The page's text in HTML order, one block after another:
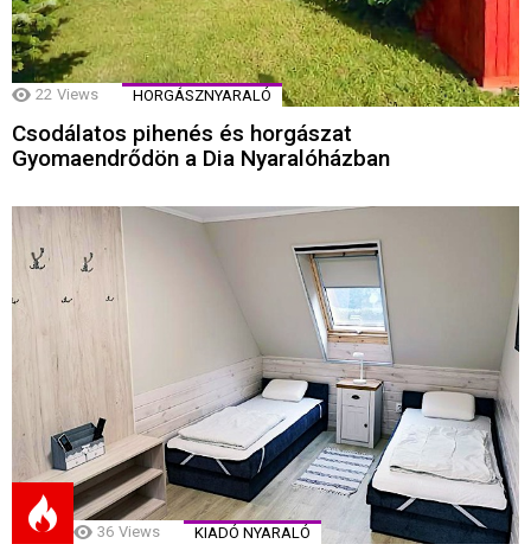
22 Views HORGÁSZNYARALÓ
Csodálatos pihenés és horgászat
Gyomaendrődön a Dia Nyaralóházban
36 Views KIADÓ NYARALÓ